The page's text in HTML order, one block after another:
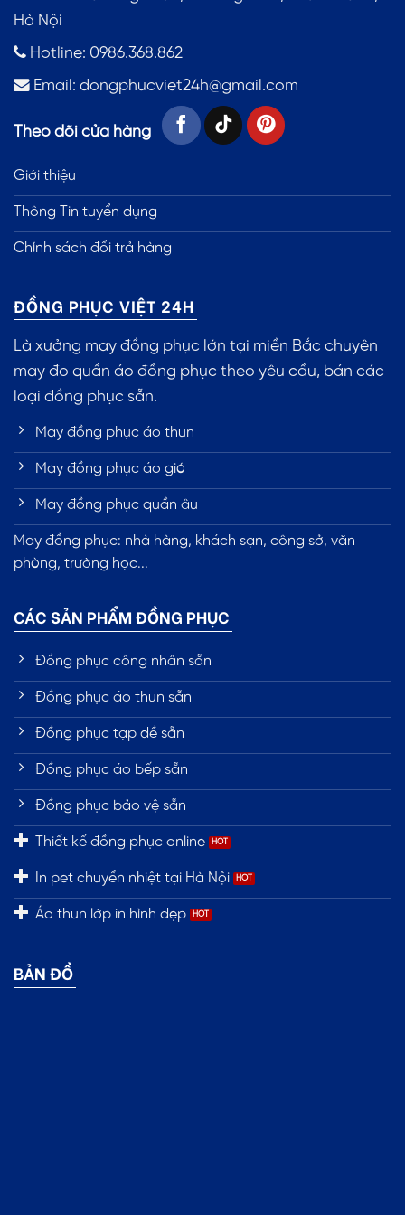
Hà Nội
Hotline: 0986.368.862
Email: dongphucviet24h@gmail.com
Theo dõi cửa hàng
Giới thiệu
Thông Tin tuyển dụng
Chính sách đổi trả hàng
ĐỒNG PHỤC VIỆT 24H
Là xưởng may đồng phục lớn tại miền Bắc chuyên
may đo quần áo đồng phục theo yêu cầu, bán các
loại đồng phục sẵn.
May đồng phục áo thun
May đồng phục áo gió
May đồng phục quần âu
May đồng phục: nhà hàng, khách sạn, công sở, văn
phòng, trường học...
CÁC SẢN PHẨM ĐỒNG PHỤC
Đồng phục công nhân sẵn
Đồng phục áo thun sẵn
Đồng phục tạp dề sẵn
Đồng phục áo bếp sẵn
Đồng phục bảo vệ sẵn
Thiết kế đồng phục online
In pet chuyển nhiệt tại Hà Nội
Áo thun lớp in hình đẹp
BẢN ĐỒ